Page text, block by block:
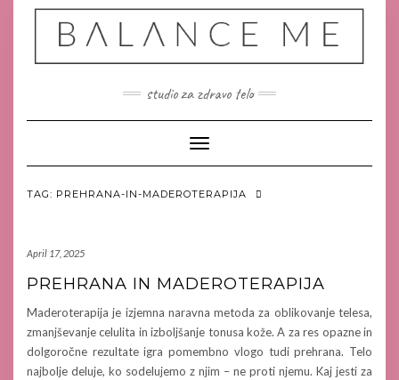
studio za zdravo telo
Toggle Navigation
TAG: PREHRANA-IN-MADEROTERAPIJA
April 17, 2025
PREHRANA IN MADEROTERAPIJA
Maderoterapija je izjemna naravna metoda za oblikovanje telesa,
zmanjševanje celulita in izboljšanje tonusa kože. A za res opazne in
dolgoročne rezultate igra pomembno vlogo tudi prehrana. Telo
najbolje deluje, ko sodelujemo z njim – ne proti njemu. Kaj jesti za